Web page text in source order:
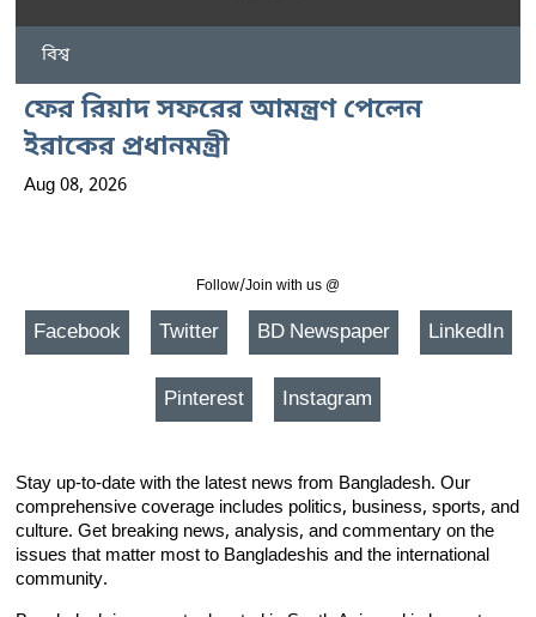
বিশ্ব
ফের রিয়াদ সফরের আমন্ত্রণ পেলেন
ইরাকের প্রধানমন্ত্রী
Aug 08, 2026
Follow/Join with us @
Facebook Twitter BD Newspaper LinkedIn
Pinterest Instagram
Stay up-to-date with the latest news from Bangladesh. Our
comprehensive coverage includes politics, business, sports, and
culture. Get breaking news, analysis, and commentary on the
issues that matter most to Bangladeshis and the international
community.